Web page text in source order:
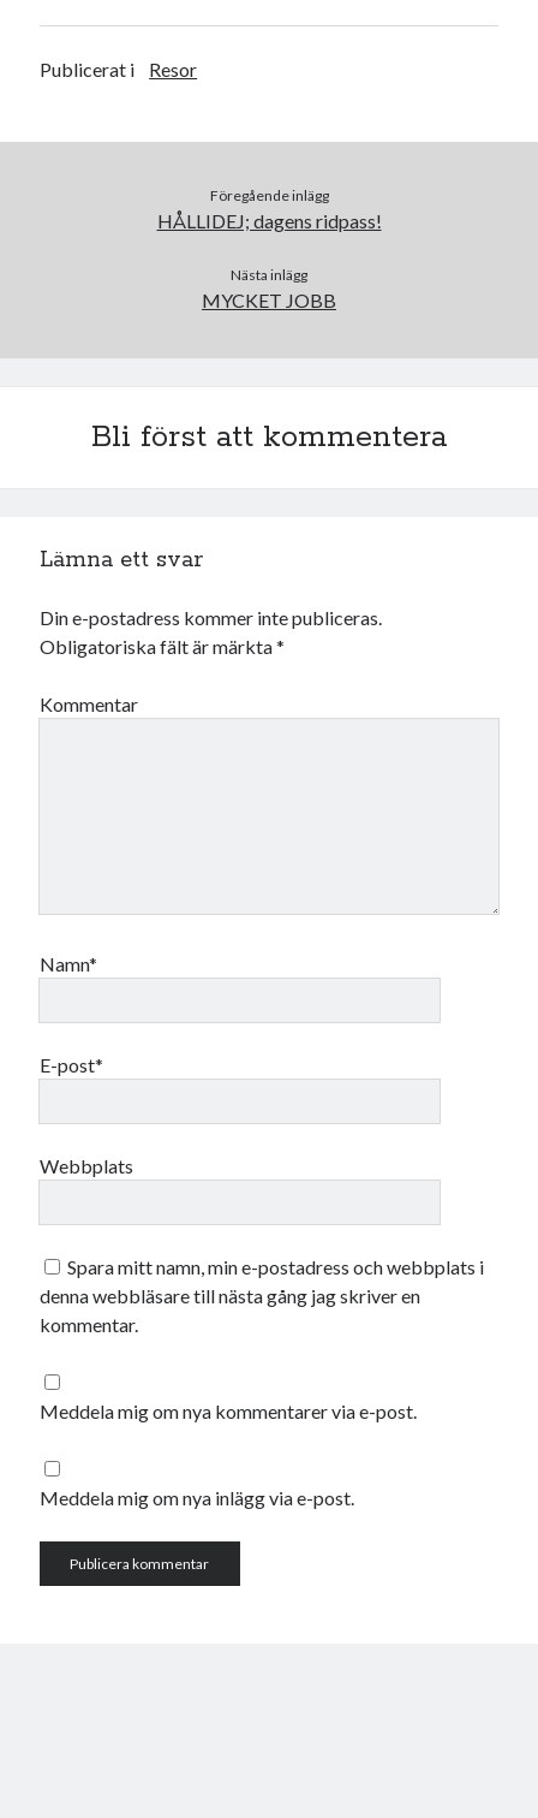
juni 2022
april 2022
februari 2022
Publicerat i Resor
Föregående inlägg
HÅLLIDEJ; dagens ridpass!
Nästa inlägg
MYCKET JOBB
Bli först att kommentera
Lämna ett svar
Din e-postadress kommer inte publiceras.
Obligatoriska fält är märkta*
Kommentar
Namn*
E-post*
Webbplats
Spara mitt namn, min e-postadress och webbplats i
denna webbläsare till nästa gång jag skriver en
kommentar.
Meddela mig om nya kommentarer via e-post.
Meddela mig om nya inlägg via e-post.